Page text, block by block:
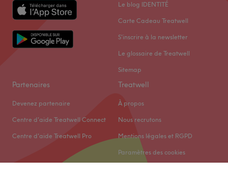
Le blog IDENTITÉ
Carte Cadeau Treatwell
S'inscrire à la newsletter
Le glossaire de Treatwell
Sitemap
Partenaires
Devenez partenaire
Centre d'aide Treatwell Connect
Centre d'aide Treatwell Pro
Treatwell
À propos
Nous recrutons
Mentions légales et RGPD
Paramètres des cookies